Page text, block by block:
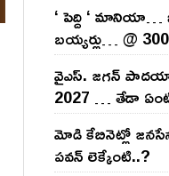
‘ పెద్ది ‘ మానియా…
బ‌య్య‌ర్లు… @
వైఎస్‌. జ‌గ‌న్
2027 … తేడా
మోడి కేబినెట్లో
ప‌వ‌న్ లెక్కేంటి..?